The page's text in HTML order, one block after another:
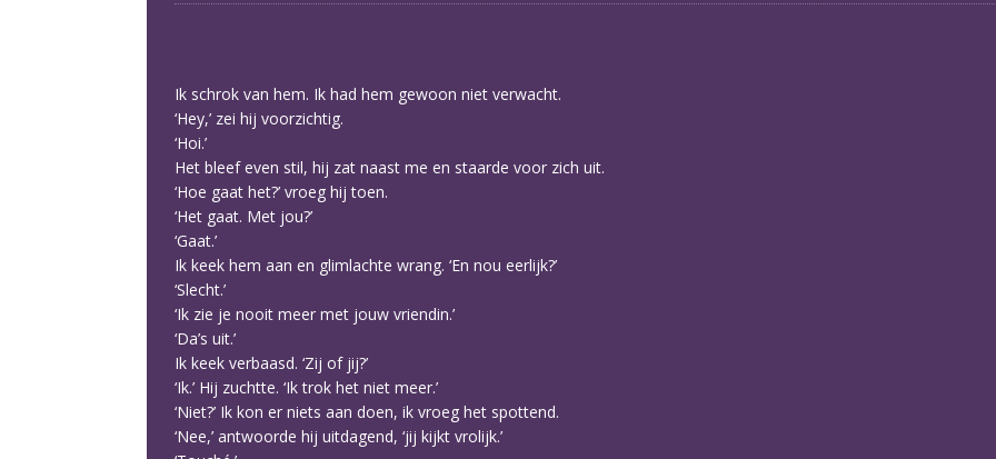
Ik schrok van hem. Ik had hem gewoon niet verwacht.
‘Hey,’ zei hij voorzichtig.
‘Hoi.’
Het bleef even stil, hij zat naast me en staarde voor zich uit.
‘Hoe gaat het?’ vroeg hij toen.
‘Het gaat. Met jou?’
‘Gaat.’
Ik keek hem aan en glimlachte wrang. ‘En nou eerlijk?’
‘Slecht.’
‘Ik zie je nooit meer met jouw vriendin.’
‘Da’s uit.’
Ik keek verbaasd. ‘Zij of jij?’
‘Ik.’ Hij zuchtte. ‘Ik trok het niet meer.’
‘Niet?’ Ik kon er niets aan doen, ik vroeg het spottend.
‘Nee,’ antwoorde hij uitdagend, ‘jij kijkt vrolijk.’